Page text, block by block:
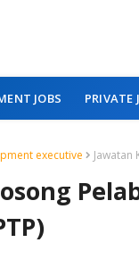
JOBS PRIVATE
executive Jawatan